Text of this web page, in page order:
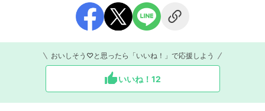
おいしそう♡と思ったら「いいね！」で応援しよう
いいね！ 12